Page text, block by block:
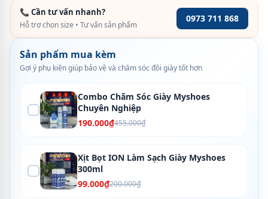
📞 Cần tư vấn nhanh?
Hỗ trợ chọn size • Tư vấn sản phẩm
0973 711 868
Sản phẩm mua kèm
Gợi ý phụ kiện giúp bảo vệ và chăm sóc đôi giày tốt hơn
Combo Chăm Sóc Giày Myshoes
Chuyên Nghiệp
190.000₫455.000₫
Xịt Bọt ION Làm Sạch Giày Myshoes
300ml
99.000₫200.000₫